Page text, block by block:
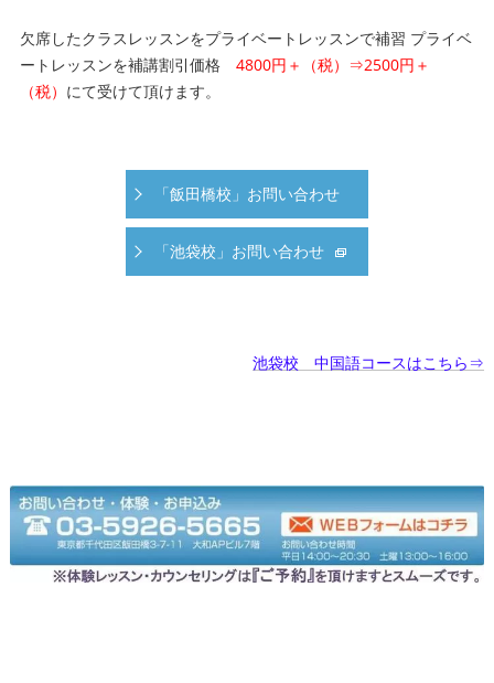
欠席したクラスレッスンをプライベートレッスンで補習 プライベ
ートレッスンを補講割引価格 4800円＋（税）⇒2500円＋
（税） にて受けて頂けます。
「飯田橋校」お問い合わせ
「池袋校」お問い合わせ
池袋校 中国語コースはこちら⇒